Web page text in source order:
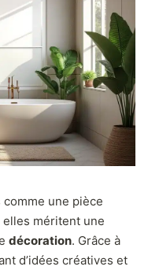
une pièce
elles méritent une
décoration. Grâce à
d’idées créatives et